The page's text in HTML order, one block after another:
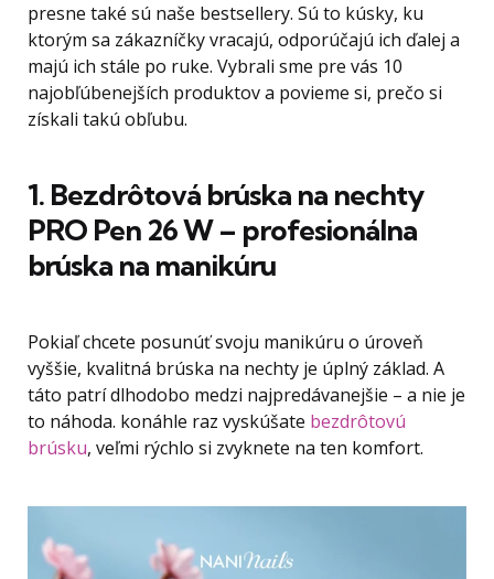
presne také sú naše bestsellery. Sú to kúsky, ku
ktorým sa zákazníčky vracajú, odporúčajú ich ďalej a
majú ich stále po ruke. Vybrali sme pre vás 10
najobľúbenejších produktov a povieme si, prečo si
získali takú obľubu.
1. Bezdrôtová brúska na nechty
PRO Pen 26 W – profesionálna
brúska na manikúru
Pokiaľ chcete posunúť svoju manikúru o úroveň
vyššie, kvalitná brúska na nechty je úplný základ. A
táto patrí dlhodobo medzi najpredávanejšie – a nie je
to náhoda. konáhle raz vyskúšate bezdrôtovú
brúsku, veľmi rýchlo si zvyknete na ten komfort.